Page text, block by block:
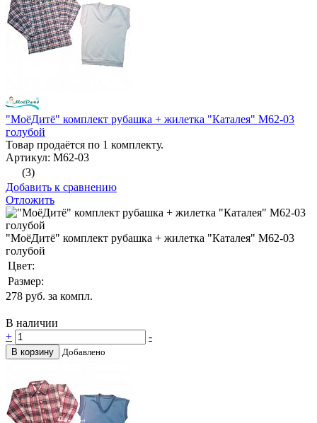
"МоёДитё" комплект рубашка + жилетка "Каталея" М62-03
голубой
Товар продаётся по 1 комплекту.
Артикул: М62-03
(3)
Добавить к сравнению
Отложить
"МоёДитё" комплект рубашка + жилетка "Каталея" М62-03
голубой
Цвет:
Размер:
278 руб. за компл.
В наличии
+
-
В корзину Добавлено